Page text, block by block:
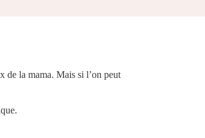
de la mama. Mais si l’on peut